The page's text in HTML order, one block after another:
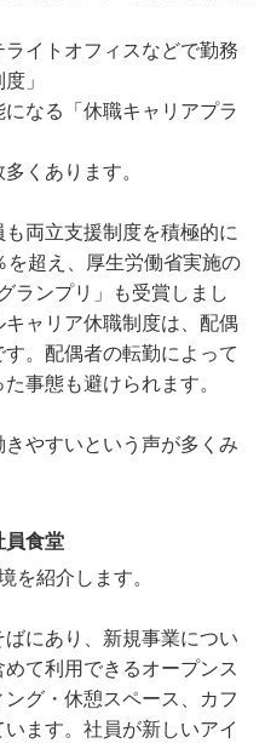
イトオフィスなどで勤務
」
なる「休職キャリアプラ
くあります。
両立支援制度を積極的に
超え、厚生労働省実施の
ランプリ」も受賞しまし
ャリア休職制度は、配偶
。配偶者の転勤によって
事態も避けられます。
やすいという声が多くみ
員食堂
を紹介します。
にあり、新規事業につい
て利用できるオープンス
グ・休憩スペース、カフ
ます。社員が新しいアイ